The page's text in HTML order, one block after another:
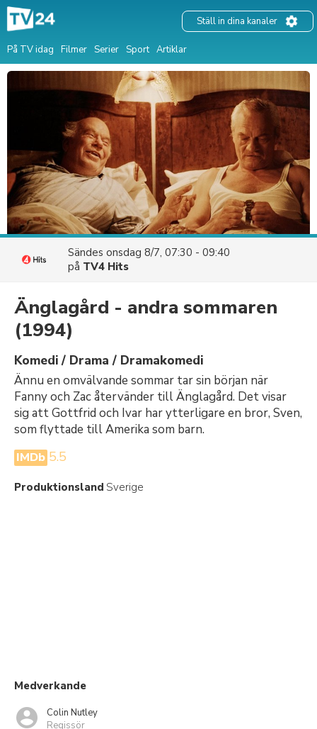
På TV idag Filmer Serier Sport Artiklar
Ställ in dina kanaler
Sändes onsdag 8/7, 07:30 - 09:40
på TV4 Hits
Änglagård - andra sommaren
(1994)
Komedi / Drama / Dramakomedi
Ännu en omvälvande sommar tar sin början när
Fanny och Zac återvänder till Änglagård. Det visar
sig att Gottfrid och Ivar har ytterligare en bror, Sven,
som flyttade till Amerika som barn.
IMDb 5.5
Produktionsland Sverige
Medverkande
Colin Nutley
Regissör